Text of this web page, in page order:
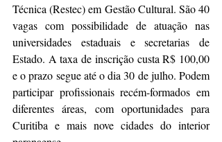
Técnica (Restec) em Gestão Cultural. São 40
vagas com possibilidade de atuação nas
universidades estaduais e secretarias de
Estado. A taxa de inscrição custa R$ 100,00
e o prazo segue até o dia 30 de julho. Podem
participar profissionais recém-formados em
diferentes áreas, com oportunidades para
Curitiba e mais nove cidades do interior